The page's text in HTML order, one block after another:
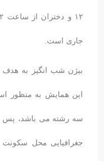
جاری است.
بیژن شب انگیز به هدف
این همایش به منظور
سه رشته می باشد، پس
جغرافیایی محل سکونت